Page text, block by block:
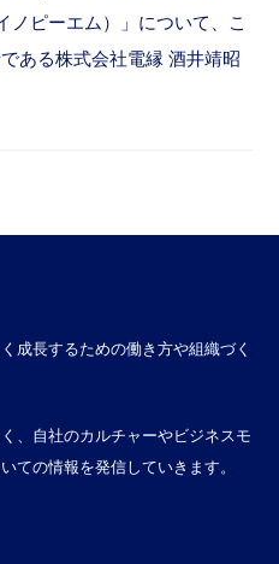
ピーエム）」について、こ
ある株式会社電縁 酒井靖昭
成長するための働き方や組織づく
、自社のカルチャーやビジネスモ
ての情報を発信していきます。